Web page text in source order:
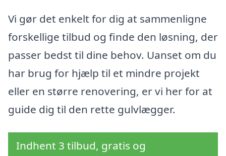
Vi gør det enkelt for dig at sammenligne
forskellige tilbud og finde den løsning, der
passer bedst til dine behov. Uanset om du
har brug for hjælp til et mindre projekt
eller en større renovering, er vi her for at
guide dig til den rette gulvlægger.
Indhent 3 tilbud, gratis og